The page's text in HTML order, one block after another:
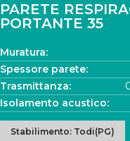
PARETE
PORTANTE 35
Muratura:
Spessore parete:
Trasmittanza:
Isolamento acustico:
Stabilimento: Todi(PG)